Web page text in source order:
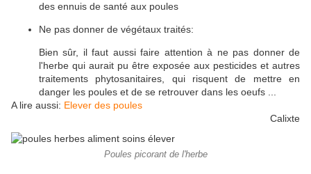
des ennuis de santé aux poules
Ne pas donner de végétaux traités:
Bien sûr, il faut aussi faire attention à ne pas donner de
l'herbe qui aurait pu être exposée aux pesticides et autres
traitements phytosanitaires, qui risquent de mettre en
danger les poules et de se retrouver dans les oeufs ...
A lire aussi: Elever des poules
Calixte
Poules picorant de l'herbe